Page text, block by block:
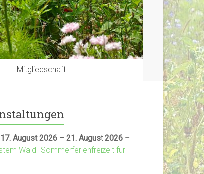
Mitgliedschaft
17. August 2026 – 21. August 2026 –
Wald" Sommerferienfreizeit für